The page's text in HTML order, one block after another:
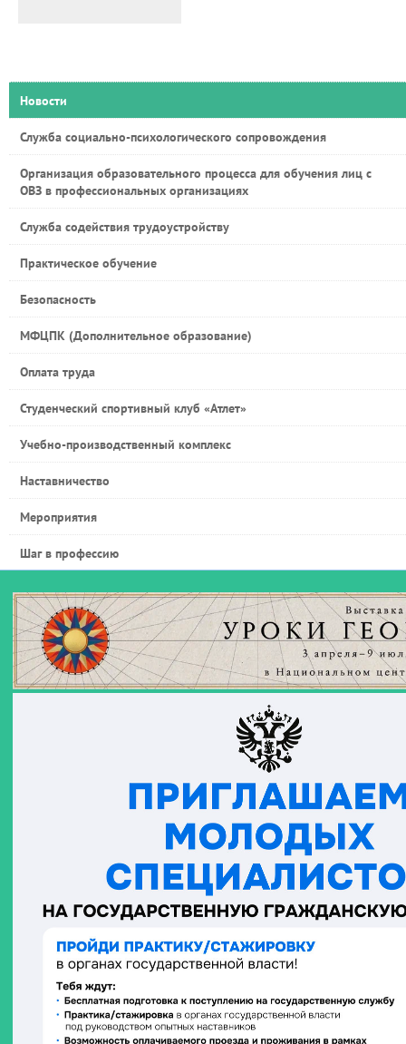
Новости
Служба социально-психологического сопровождения
Организация образовательного процесса для обучения лиц с
ОВЗ в профессиональных организациях
Служба содействия трудоустройству
Практическое обучение
Безопасность
МФЦПК (Дополнительное образование)
Оплата труда
Студенческий спортивный клуб «Атлет»
Учебно-производственный комплекс
Наставничество
Мероприятия
Шаг в профессию